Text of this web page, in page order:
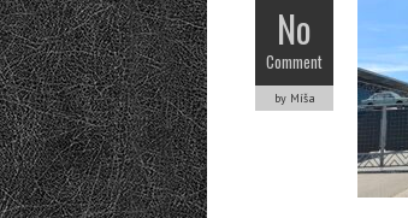
No
Comment
by Míša